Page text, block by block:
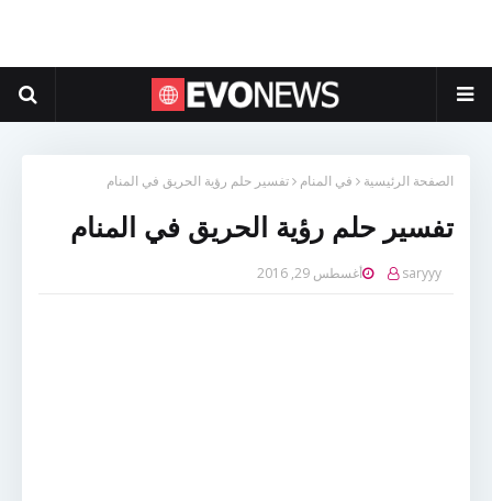
الصفحة الرئيسية في المنام تفسير حلم رؤية الحريق في المنام
تفسير حلم رؤية الحريق في المنام
saryyy أغسطس 29, 2016